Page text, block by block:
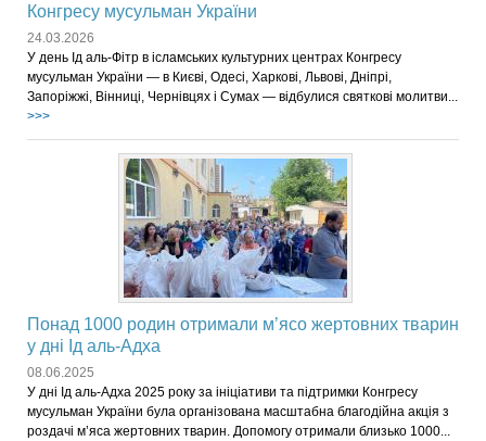
Конгресу мусульман України
24.03.2026
У день Ід аль-Фітр в ісламських культурних центрах Конгресу
мусульман України — в Києві, Одесі, Харкові, Львові, Дніпрі,
Запоріжжі, Вінниці, Чернівцях і Сумах — відбулися святкові молитви...
>>>
Понад 1000 родин отримали мʼясо жертовних тварин
у дні Ід аль-Адха
08.06.2025
У дні Ід аль-Адха 2025 року за ініціативи та підтримки Конгресу
мусульман України була організована масштабна благодійна акція з
роздачі м’яса жертовних тварин. Допомогу отримали близько 1000...